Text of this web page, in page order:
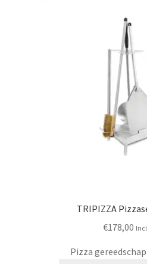
TRIPIZZA
€178,00
Pizza